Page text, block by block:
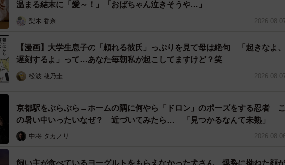
ォー写真】「ちゅーる食べる？」と聞いたときの表情はうれしそうだったが･･･（提供写真）
ゃん、うれしそうにお口を開いて「ちょうだい！」と言わんばかりの表情で
て、「お風呂入る？」と聞いたときは？
呂入るー？』と聞いたところ、あの表情に･･･。もともとお風呂は大嫌いで逃
プです。毎回あの顔はしてくれませんが、お風呂と聞くと離れて逃げて行くこと
す（苦笑）」
温まる結末に「愛～！」「おばちゃん泣きそうや…」
梨木 香奈 2026.08.07
【漫画】大学生息子の「頼れる彼氏」っぷりを見て母は絶句 「起きなよ、
遅刻するよ」って…あなた毎朝私が起こしてますけど？笑
松波 穂乃圭 2026.08.07
京都駅をぶらぶら→ホームの隅に何やら「ドロン」のポーズをする忍者 こ
の暑い中いったいなぜ？ 近づいてみたら… 「見つかるなんて未熟」
中将 タカノリ 2026.08.06
飼い主が食べているヨーグルトをもらえなかった犬さん、爆裂に拗ねた顔が